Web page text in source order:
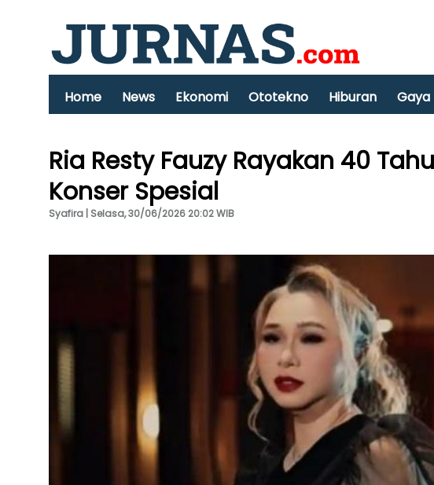
Home News Ekonomi Ototekno Hiburan Gaya
Ria Resty Fauzy Rayakan 40
Konser Spesial
Syafira | Selasa, 30/06/2026 20:02 WIB